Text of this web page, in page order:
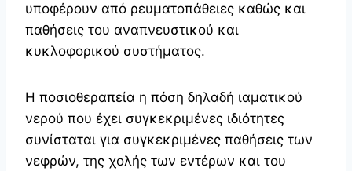
υποφέρουν από ρευματοπάθειες καθώς και
παθήσεις του αναπνευστικού και
κυκλοφορικού συστήματος.
Η ποσιοθεραπεία η πόση δηλαδή ιαματικού
νερού που έχει συγκεκριμένες ιδιότητες
συνίσταται για συγκεκριμένες παθήσεις των
νεφρών, της χολής των εντέρων και του